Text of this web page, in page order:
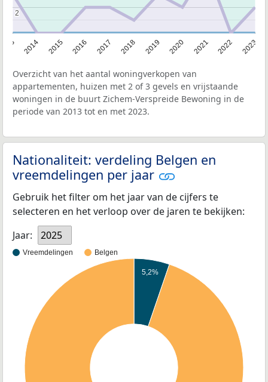
2014 2015 2016 2017 2018 2019 2020 2021 2022 2023
2
2
Overzicht van het aantal woningverkopen van
appartementen, huizen met 2 of 3 gevels en vrijstaande
woningen in de buurt Zichem-Verspreide Bewoning in de
periode van 2013 tot en met 2023.
Nationaliteit: verdeling Belgen en
vreemdelingen per jaar
Gebruik het filter om het jaar van de cijfers te
selecteren en het verloop over de jaren te bekijken:
Jaar:
2025
Vreemdelingen Belgen
5,2%